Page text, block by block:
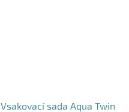
Vsakovací sada Aqua Twin